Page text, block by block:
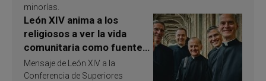
minorías.
León XIV anima a los
religiosos a ver la vida
comunitaria como fuente
de inspiración y
santificación
Mensaje de León XIV a la
Conferencia de Superiores